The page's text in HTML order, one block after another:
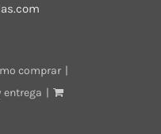
comprar
entrega